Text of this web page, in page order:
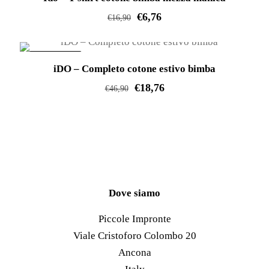
€16,90 €6,76
ha
più
scelte
pagina
del
prodotto
iDO – Completo cotone estivo bimba
€46,90 €18,76
Le
possono
essere
scelte
Dove siamo
Piccole Impronte
Viale Cristoforo Colombo 20
Ancona